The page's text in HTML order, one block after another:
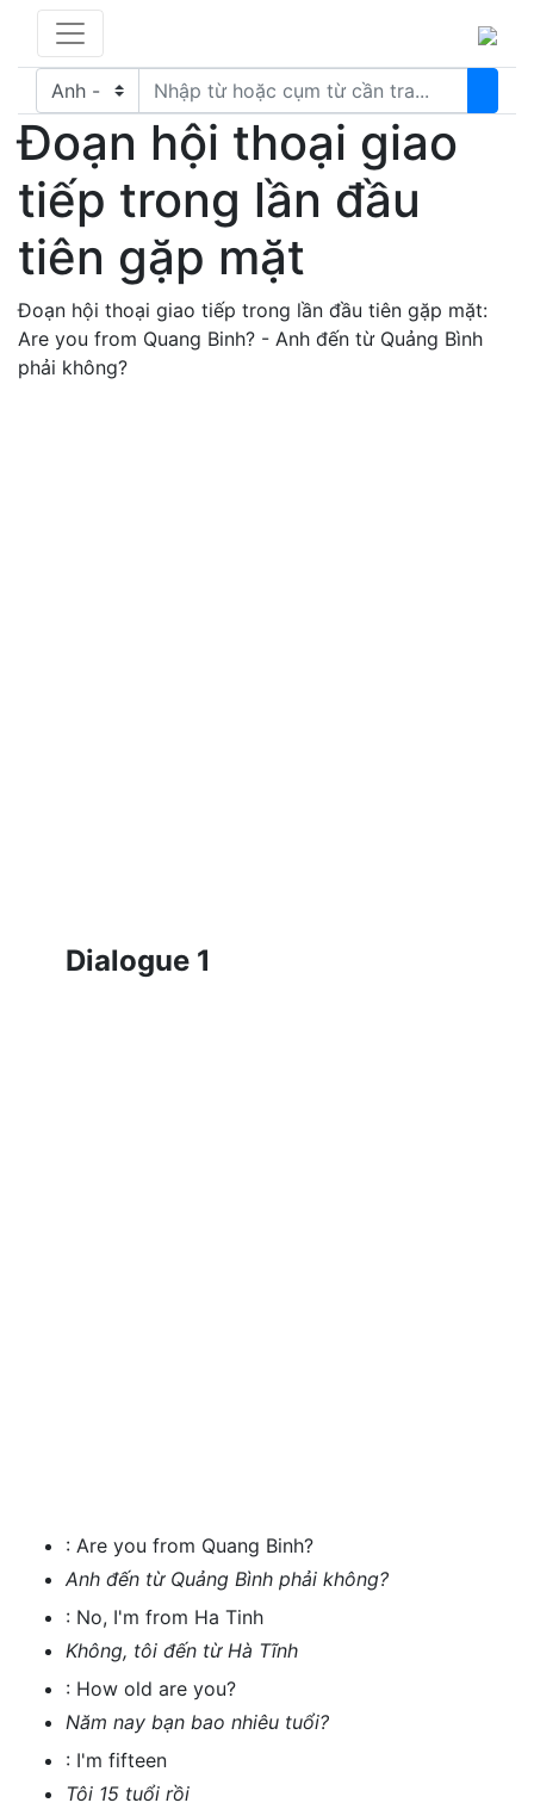
Đoạn hội thoại giao
tiếp trong lần đầu
tiên gặp mặt
Đoạn hội thoại giao tiếp trong lần đầu tiên gặp mặt:
Are you from Quang Binh? - Anh đến từ Quảng Bình
phải không?
Dialogue 1
: Are you from Quang Binh?
Anh đến từ Quảng Bình phải không?
: No, I'm from Ha Tinh
Không, tôi đến từ Hà Tĩnh
: How old are you?
Năm nay bạn bao nhiêu tuổi?
: I'm fifteen
Tôi 15 tuổi rồi